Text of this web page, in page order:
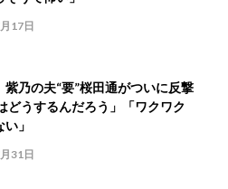
17日
紫乃の夫“要”桜田通がついに反撃
どうするんだろう」「ワクワク
」
31日